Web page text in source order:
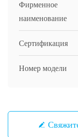
Фирменное
наименование
Сертификация
Номер модели